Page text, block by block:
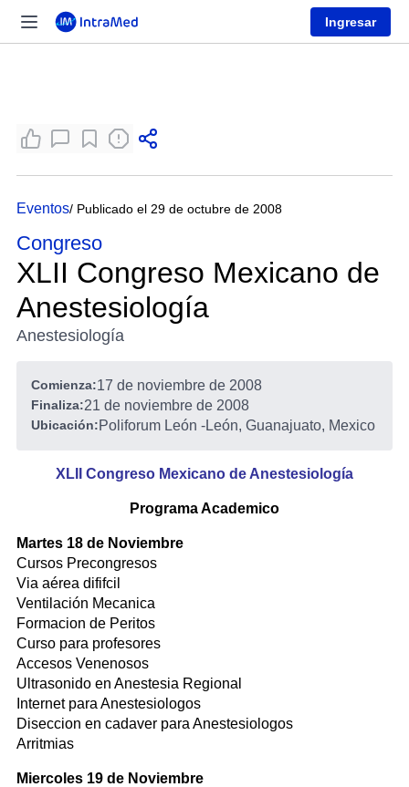
Ingresar
Eventos/ Publicado el 29 de octubre de 2008
Congreso
XLII Congreso Mexicano de
Anestesiología
Anestesiología
Comienza:17 de noviembre de 2008
Finaliza:21 de noviembre de 2008
Ubicación:Poliforum León -León, Guanajuato, Mexico
XLII Congreso Mexicano de Anestesiología
Programa Academico
Martes 18 de Noviembre
Cursos Precongresos
Via aérea dififcil
Ventilación Mecanica
Formacion de Peritos
Curso para profesores
Accesos Venenosos
Ultrasonido en Anestesia Regional
Internet para Anestesiologos
Diseccion en cadaver para Anestesiologos
Arritmias
Miercoles 19 de Noviembre